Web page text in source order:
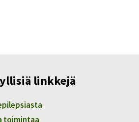
linkkejä
toimintaa